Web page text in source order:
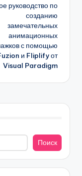
руководство по
созданию
замечательных
анимационных
с помощью
и Fliplify от
Visual Paradigm
Поиск